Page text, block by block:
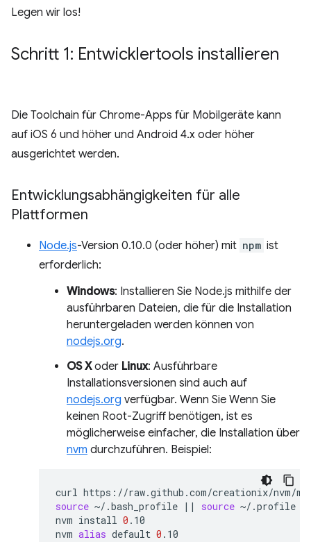
Legen wir los!
Schritt 1: Entwicklertools installieren
Die Toolchain für Chrome-Apps für Mobilgeräte kann
auf iOS 6 und höher und Android 4.x oder höher
ausgerichtet werden.
Entwicklungsabhängigkeiten für alle
Plattformen
Node.js-Version 0.10.0 (oder höher) mit npm ist
erforderlich:
Windows: Installieren Sie Node.js mithilfe der
ausführbaren Dateien, die für die Installation
heruntergeladen werden können von
nodejs.org.
OS Xoder Linux: Ausführbare
Installationsversionen sind auch auf
nodejs.org verfügbar. Wenn Sie Wenn Sie
keinen Root-Zugriff benötigen, ist es
möglicherweise einfacher, die Installation über
nvm durchzuführen. Beispiel:
curl https://raw.github.com/creationix/nvm/
source ~/.bash_profile || source ~/.profile
nvm install 0 .10
nvm alias default 0